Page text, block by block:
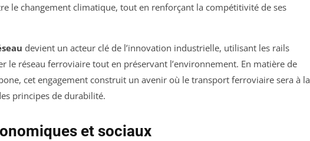
le changement climatique, tout en renforçant la compétitivité de ses
devient un acteur clé de l’innovation industrielle, utilisant les rails
le réseau ferroviaire tout en préservant l’environnement. En matière de
cet engagement construit un avenir où le transport ferroviaire sera à la
principes de durabilité.
et sociaux